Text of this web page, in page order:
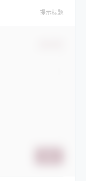
提示标题